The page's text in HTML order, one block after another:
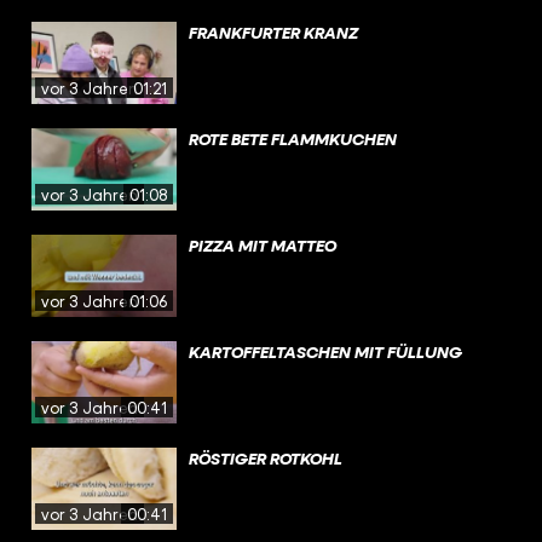
vor 3 Jahren01:21
FRANKFURTER KRANZ
vor 3 Jahren01:08
ROTE BETE FLAMMKUCHEN
vor 3 Jahren01:06
PIZZA MIT MATTEO
vor 3 Jahren00:41
KARTOFFELTASCHEN MIT FÜLLUNG
vor 3 Jahren00:41
RÖSTIGER ROTKOHL